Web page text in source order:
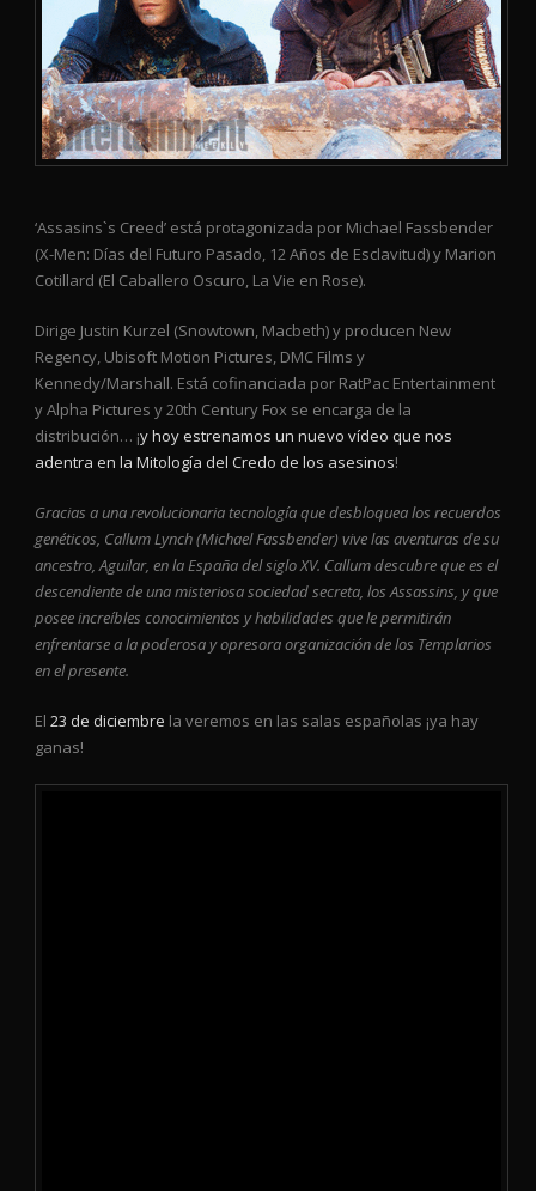
‘Assasins`s Creed’ está protagonizada por Michael Fassbender
(X-Men: Días del Futuro Pasado, 12 Años de Esclavitud) y Marion
Cotillard (El Caballero Oscuro, La Vie en Rose).
Dirige Justin Kurzel (Snowtown, Macbeth) y producen New
Regency, Ubisoft Motion Pictures, DMC Films y
Kennedy/Marshall. Está cofinanciada por RatPac Entertainment
y Alpha Pictures y 20th Century Fox se encarga de la
distribución… ¡y hoy estrenamos un nuevo vídeo que nos
adentra en la Mitología del Credo de los asesinos!
Gracias a una revolucionaria tecnología que desbloquea los recuerdos
genéticos, Callum Lynch (Michael Fassbender) vive las aventuras de su
ancestro, Aguilar, en la España del siglo XV. Callum descubre que es el
descendiente de una misteriosa sociedad secreta, los Assassins, y que
posee increíbles conocimientos y habilidades que le permitirán
enfrentarse a la poderosa y opresora organización de los Templarios
en el presente.
El 23 de diciembre la veremos en las salas españolas ¡ya hay
ganas!